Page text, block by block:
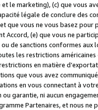
le marketing), (c) que vous
légale de conclure des
que vous ne vous basez
Accord, (e) que vous ne
de sanctions conformes
les restrictions
en matière
que vous avez
en vous connectant à
garantie, ni aucun
Partenaires, et nous